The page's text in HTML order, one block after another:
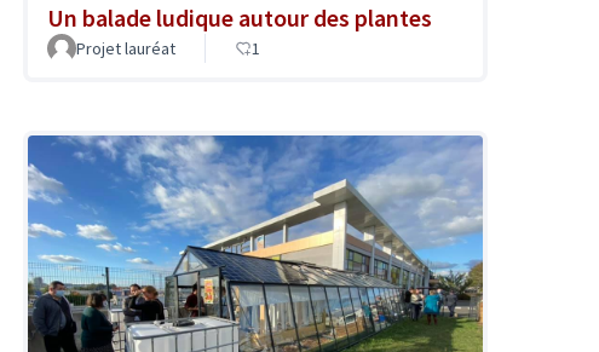
Un balade ludique autour des plantes
Projet lauréat 1